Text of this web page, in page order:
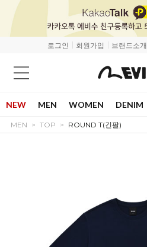
로그인 회원가입 브랜드소개
NEW MEN WOMEN DENIM
MEN TOP ROUND T(긴팔)